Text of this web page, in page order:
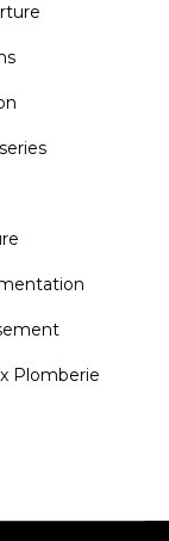
Plomberie